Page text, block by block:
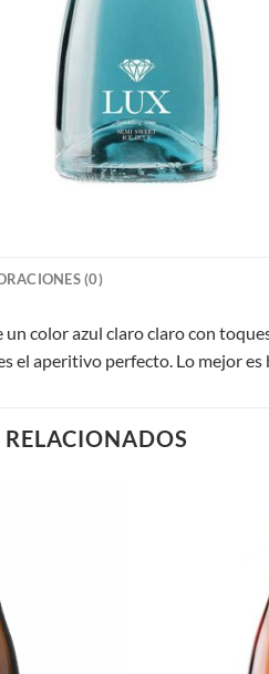
(0)
un color azul claro claro con
el aperitivo perfecto. Lo mejor